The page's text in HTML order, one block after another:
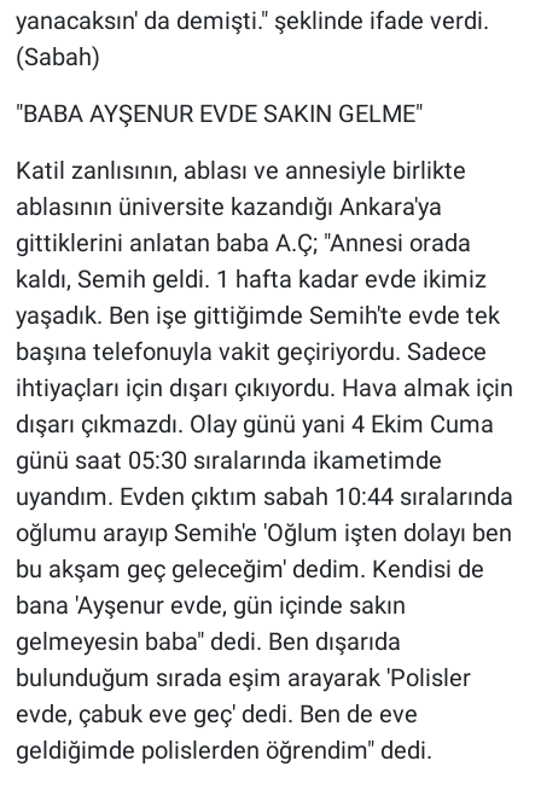
yanacaksın' da demişti." şeklinde ifade verdi.
(Sabah)
"BABA AYŞENUR EVDE SAKIN GELME"
Katil zanlısının, ablası ve annesiyle birlikte
ablasının üniversite kazandığı Ankara'ya
gittiklerini anlatan baba A.Ç; "Annesi orada
kaldı, Semih geldi. 1 hafta kadar evde ikimiz
yaşadık. Ben işe gittiğimde Semih'te evde tek
başına telefonuyla vakit geçiriyordu. Sadece
ihtiyaçları için dışarı çıkıyordu. Hava almak için
dışarı çıkmazdı. Olay günü yani 4 Ekim Cuma
günü saat 05:30 sıralarında ikametimde
uyandım. Evden çıktım sabah 10:44 sıralarında
oğlumu arayıp Semih'e 'Oğlum işten dolayı ben
bu akşam geç geleceğim' dedim. Kendisi de
bana 'Ayşenur evde, gün içinde sakın
gelmeyesin baba" dedi. Ben dışarıda
bulunduğum sırada eşim arayarak 'Polisler
evde, çabuk eve geç' dedi. Ben de eve
geldiğimde polislerden öğrendim" dedi.